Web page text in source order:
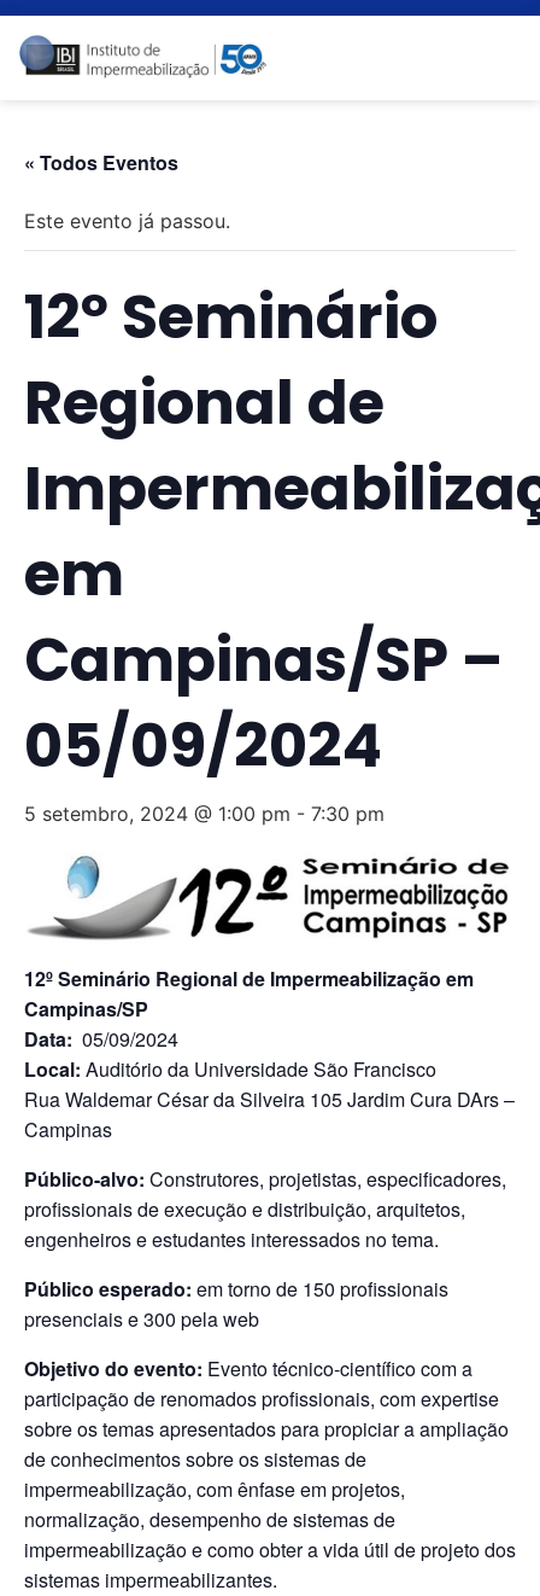
« Todos Eventos
Este evento já passou.
12º Seminário
Regional de
em
Campinas/SP –
05/09/2024
5 setembro, 2024 @ 1:00 pm - 7:30 pm
12º Seminário Regional de Impermeabilização em
Campinas/SP
Data: 05/09/2024
Local: Auditório da Universidade São Francisco
Rua Waldemar César da Silveira 105 Jardim Cura DArs –
Campinas
Público-alvo: Construtores, projetistas, especificadores,
profissionais de execução e distribuição, arquitetos,
engenheiros e estudantes interessados no tema.
Público esperado: em torno de 150 profissionais
presenciais e 300 pela web
Objetivo do evento: Evento técnico-científico com a
participação de renomados profissionais, com expertise
sobre os temas apresentados para propiciar a ampliação
de conhecimentos sobre os sistemas de
impermeabilização, com ênfase em projetos,
normalização, desempenho de sistemas de
impermeabilização e como obter a vida útil de projeto dos
sistemas impermeabilizantes.